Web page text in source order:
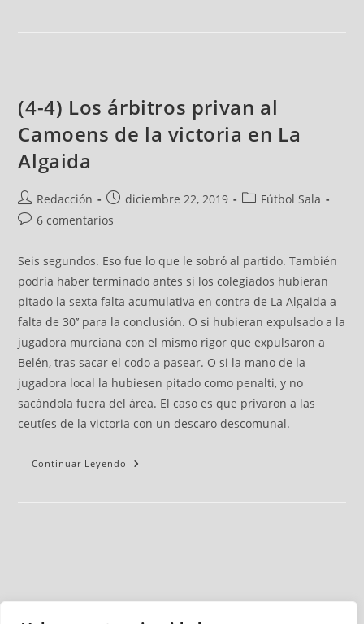
(4-4) Los árbitros privan al
Camoens de la victoria en La
Algaida
Redacción diciembre 22, 2019
Fútbol Sala
6 comentarios
Seis segundos. Eso fue lo que le sobró al partido. También
podría haber terminado antes si los colegiados hubieran
pitado la sexta falta acumulativa en contra de La Algaida a
falta de 30’’ para la conclusión. O si hubieran expulsado a la
jugadora murciana con el mismo rigor que expulsaron a
Belén, tras sacar el codo a pasear. O si la mano de la
jugadora local la hubiesen pitado como penalti, y no
sacándola fuera del área. El caso es que privaron a las
ceutíes de la victoria con un descaro descomunal.
Continuar Leyendo